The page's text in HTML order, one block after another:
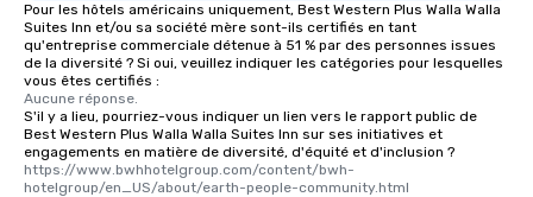
Pour les hôtels américains uniquement, Best Western Plus Walla Walla
Suites Inn et/ou sa société mère sont-ils certifiés en tant
qu'entreprise commerciale détenue à 51 % par des personnes issues
de la diversité ? Si oui, veuillez indiquer les catégories pour lesquelles
vous êtes certifiés :
Aucune réponse.
S'il y a lieu, pourriez-vous indiquer un lien vers le rapport public de
Best Western Plus Walla Walla Suites Inn sur ses initiatives et
engagements en matière de diversité, d'équité et d'inclusion ?
https://www.bwhhotelgroup.com/content/bwh-
hotelgroup/en_US/about/earth-people-community.html